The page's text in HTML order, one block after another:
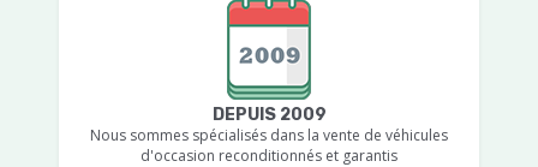
DEPUIS 2009
Nous sommes spécialisés dans la vente de véhicules
d'occasion reconditionnés et garantis